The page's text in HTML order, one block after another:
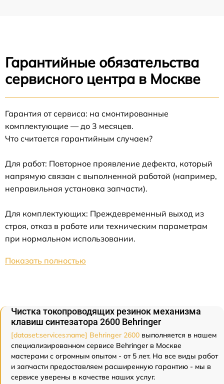
Гарантийные обязательства
сервисного центра в Москве
Гарантия от сервиса: на смонтированные
комплектующие — до 3 месяцев.
Что считается гарантийным случаем?
Для работ: Повторное проявление дефекта, который
напрямую связан с выполненной работой (например,
неправильная установка запчасти).
Для комплектующих: Преждевременный выход из
строя, отказ в работе или техническим параметрам
при нормальном использовании.
Показать полностью
Чистка токопроводящих резинок механизма
клавиш синтезатора 2600 Behringer
[dataset:services:name] Behringer 2600 выполняется в нашем
специализированном сервисе Behringer в Москве
мастерами с огромным опытом - от 5 лет. На все виды работ
и запчасти предоставляем расширенную гарантию - мы в
сервисе уверены в качестве наших услуг.